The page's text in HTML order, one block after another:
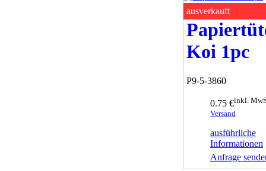
ausverkauft
Koi 1pc
P9-5-3860
0.75 €inkl.
Versand
ausführliche
Informationen
Anfrage